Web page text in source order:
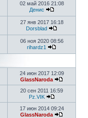
02 май 2016 21:08
Денис
27 янв 2017 16:18
Dorsblad
06 ноя 2020 08:56
rihardz1
24 июн 2017 12:09
GlassNaroda
20 сен 2011 16:59
Pz.VIK
17 июн 2014 09:24
GlassNaroda